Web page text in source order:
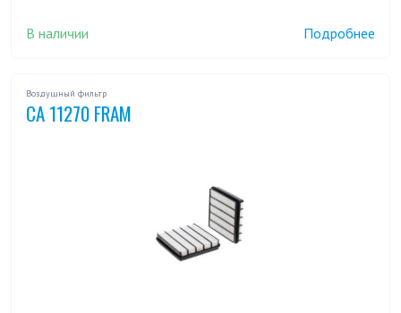
В наличии Подробнее
Воздушный фильтр
CA 11270 FRAM